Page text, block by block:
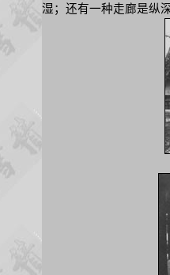
湿；还有一种走廊是纵